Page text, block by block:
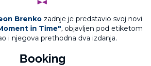
Brenko zadnje je predstavio svoj novi
in Time", objavljen pod etiketom
i njegova prethodna dva izdanja.
Booking